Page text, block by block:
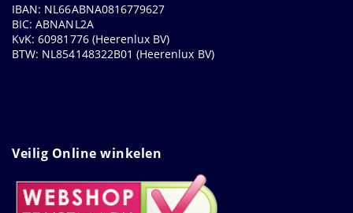
IBAN: NL66ABNA0816779627
BIC: ABNANL2A
KvK: 60981776 (Heerenlux BV)
BTW: NL854148322B01 (Heerenlux BV)
Veilig Online winkelen